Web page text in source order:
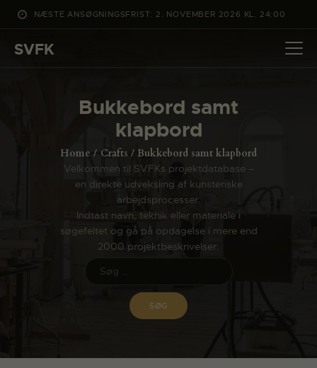
NÆSTE ANSØGNINGSFRIST: 2. NOVEMBER 2026 KL. 24:00
SVFK
Bukkebord samt
klapbord
Home Crafts Bukkebord samt klapbord
Velkommen til SVFKs projektdatabase –
en direkte udveksling af kunsteriske
arbejdsprocesser.
Indtast navn, teknik eller materiale i
søgefeltet og gå på opdagelse i mere end
2000 projektbeskrivelser.
DET SKER
PROJEKTER
ANSØG
OM SVFK
ENGLISH